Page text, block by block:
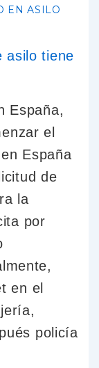
ENASILO
España,
el
España
de
la
por
en el
policía